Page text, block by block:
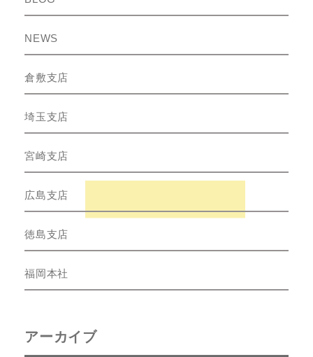
NEWS
倉敷支店
埼玉支店
宮崎支店
広島支店
徳島支店
福岡本社
アーカイブ